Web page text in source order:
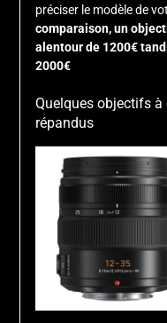
préciser le modèle de
comparaison, un
alentour de 1200€
2000€
Quelques objectifs
répandus